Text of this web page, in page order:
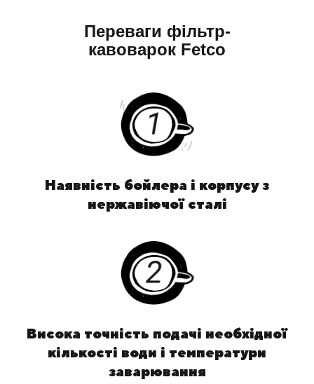
Переваги фільтр-
кавоварок Fetco
Наявність бойлера і корпусу з
нержавіючої сталі
Висока точність подачі необхідної
кількості води і температури
заварювання